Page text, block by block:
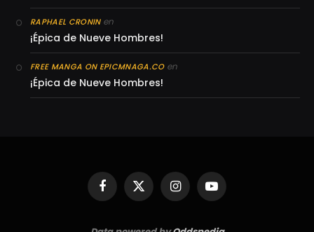
RAPHAEL CRONINen
¡Épica de Nueve Hombres!
FREE MANGA ON EPICMNAGA.COen
¡Épica de Nueve Hombres!
Facebook
X
(Twitter)
InstagramYouTube